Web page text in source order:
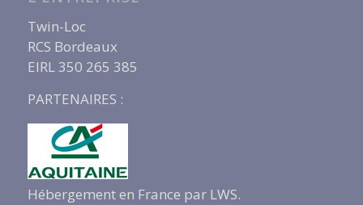
Twin-Loc
RCS Bordeaux
EIRL 350 265 385
PARTENAIRES :
Hébergement en France par LWS.